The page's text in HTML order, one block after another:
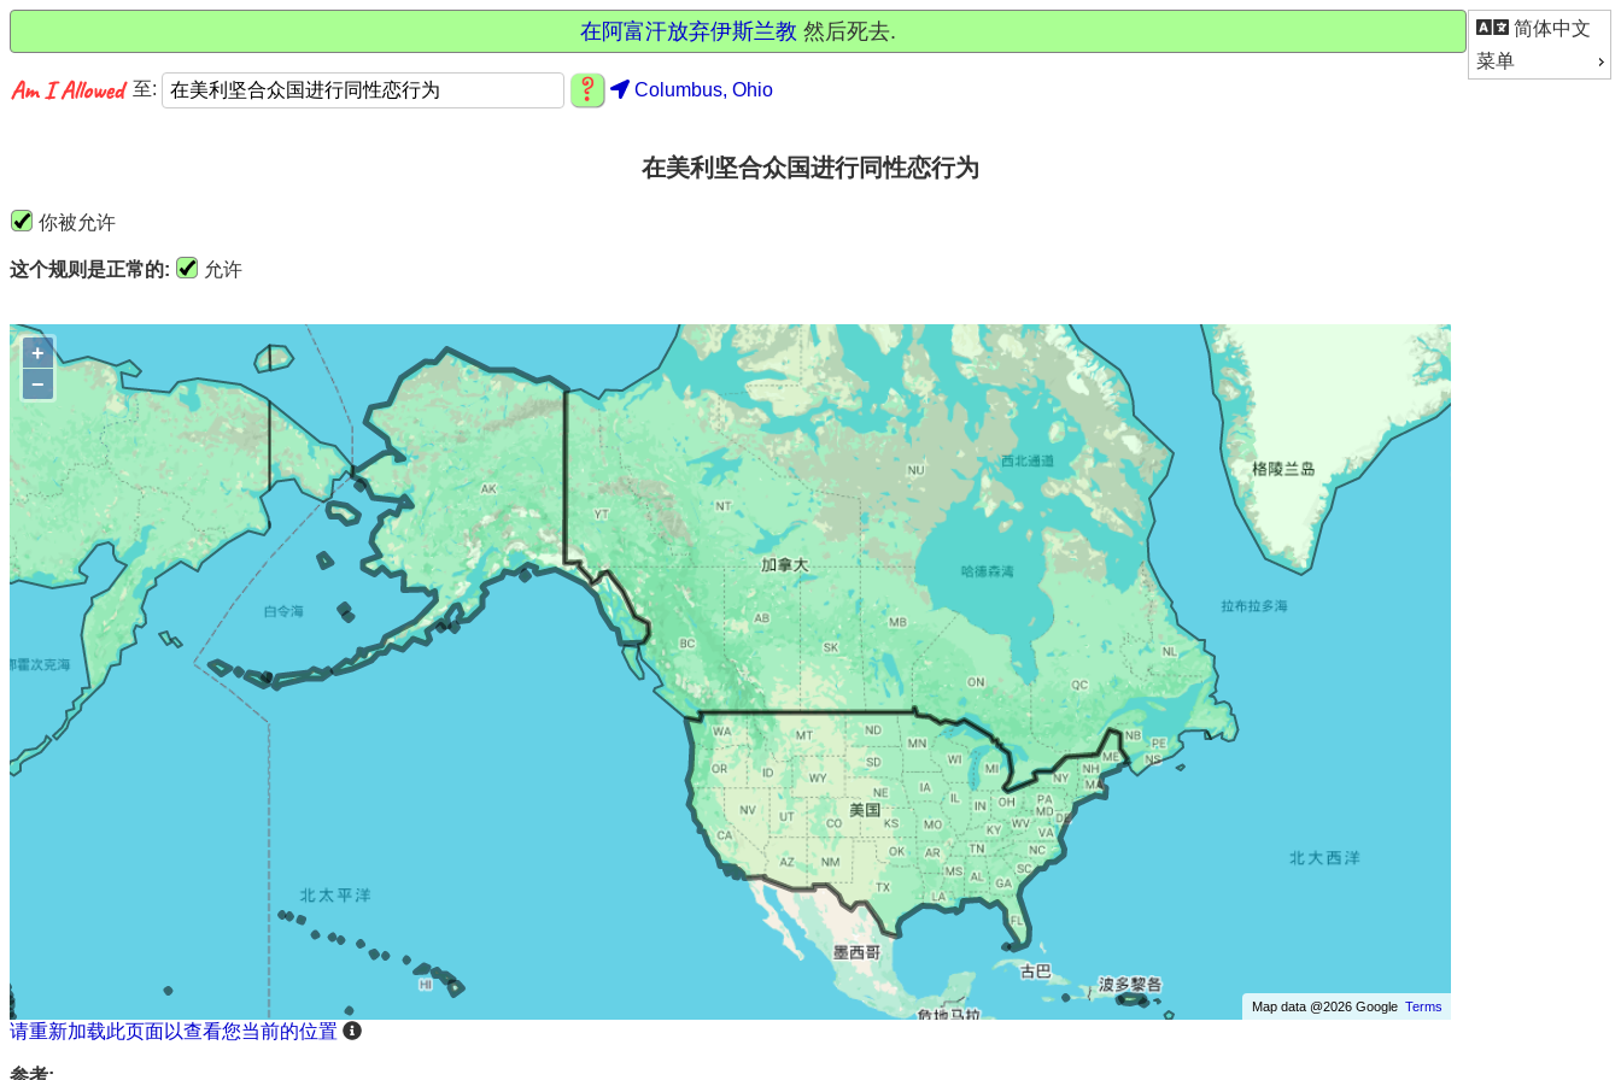
简体中文
菜单
在阿富汗放弃伊斯兰教 然后死去.
至: Columbus, Ohio
在美利坚合众国进行同性恋行为
你被允许
这个规则是正常的: 允许
+
−
Map data @2026 Google Terms
请重新加载此页面以查看您当前的位置
参考: